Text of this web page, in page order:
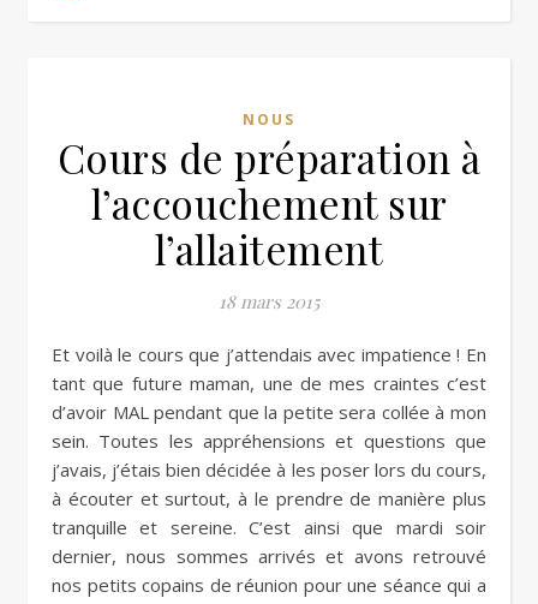
NOUS
Cours de préparation à
l’accouchement sur
l’allaitement
18 mars 2015
Et voilà le cours que j’attendais avec impatience ! En
tant que future maman, une de mes craintes c’est
d’avoir MAL pendant que la petite sera collée à mon
sein. Toutes les appréhensions et questions que
j’avais, j’étais bien décidée à les poser lors du cours,
à écouter et surtout, à le prendre de manière plus
tranquille et sereine. C’est ainsi que mardi soir
dernier, nous sommes arrivés et avons retrouvé
nos petits copains de réunion pour une séance qui a